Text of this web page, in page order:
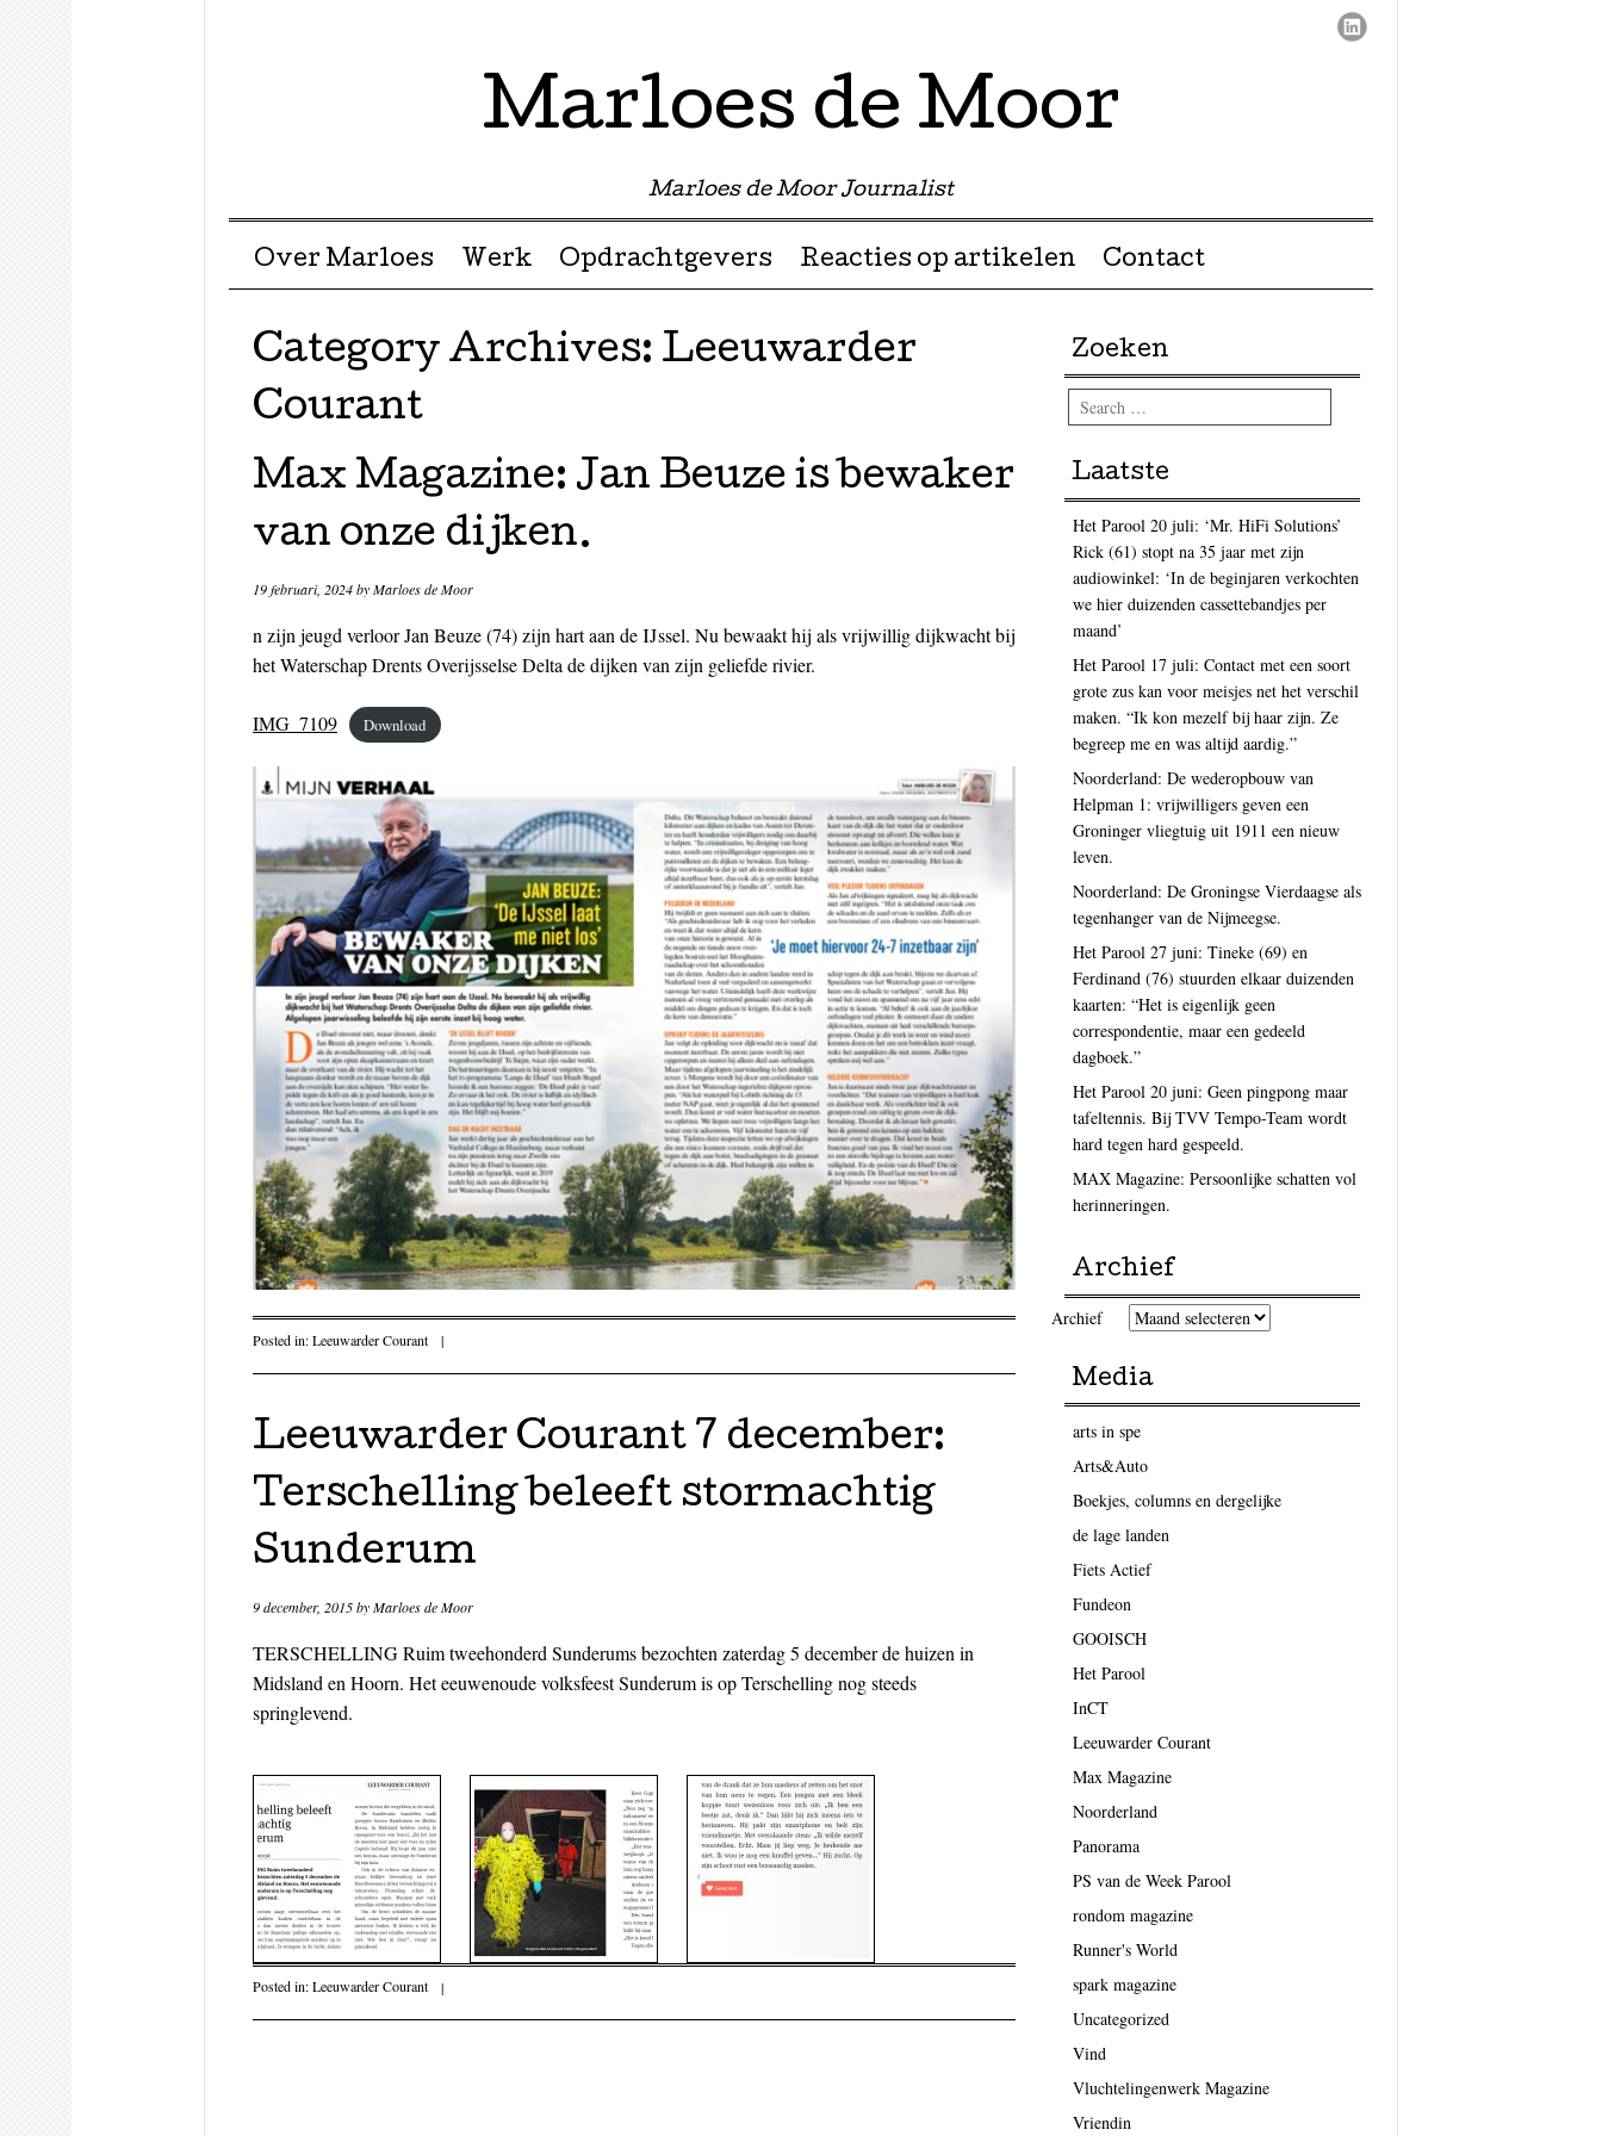
Marloes de Moor
Marloes de Moor Journalist
Menu ☰
Skip to content
Over Marloes Werk Opdrachtgevers Reacties op artikelen Contact
Category Archives: Leeuwarder
Courant
Max Magazine: Jan Beuze is bewaker
van onze dijken.
19 februari, 2024byMarloes de Moor
n zijn jeugd verloor Jan Beuze (74) zijn hart aan de IJssel. Nu bewaakt hij als vrijwillig dijkwacht bij
het Waterschap Drents Overijsselse Delta de dijken van zijn geliefde rivier.
IMG_7109 Download
Posted in:Leeuwarder Courant |
Leeuwarder Courant 7 december:
Terschelling beleeft stormachtig
Sunderum
9 december, 2015byMarloes de Moor
TERSCHELLING Ruim tweehonderd Sunderums bezochten zaterdag 5 december de huizen in
Midsland en Hoorn. Het eeuwenoude volksfeest Sunderum is op Terschelling nog steeds
springlevend.
Posted in:Leeuwarder Courant |
Zoeken
Search
Laatste
Het Parool 20 juli: ‘Mr. HiFi Solutions’
Rick (61) stopt na 35 jaar met zijn
audiowinkel: ‘In de beginjaren verkochten
we hier duizenden cassettebandjes per
maand’
Het Parool 17 juli: Contact met een soort
grote zus kan voor meisjes net het verschil
maken. “Ik kon mezelf bij haar zijn. Ze
begreep me en was altijd aardig.”
Noorderland: De wederopbouw van
Helpman 1: vrijwilligers geven een
Groninger vliegtuig uit 1911 een nieuw
leven.
Noorderland: De Groningse Vierdaagse als
tegenhanger van de Nijmeegse.
Het Parool 27 juni: Tineke (69) en
Ferdinand (76) stuurden elkaar duizenden
kaarten: “Het is eigenlijk geen
correspondentie, maar een gedeeld
dagboek.”
Het Parool 20 juni: Geen pingpong maar
tafeltennis. Bij TVV Tempo-Team wordt
hard tegen hard gespeeld.
MAX Magazine: Persoonlijke schatten vol
herinneringen.
Archief
Archief
Media
arts in spe
Arts&Auto
Boekjes, columns en dergelijke
de lage landen
Fiets Actief
Fundeon
GOOISCH
Het Parool
InCT
Leeuwarder Courant
Max Magazine
Noorderland
Panorama
PS van de Week Parool
rondom magazine
Runner's World
spark magazine
Uncategorized
Vind
Vluchtelingenwerk Magazine
Vriendin